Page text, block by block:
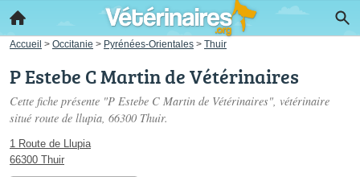
Accueil > Occitanie > Pyrénées-Orientales > Thuir
P Estebe C Martin de Vétérinaires
Cette fiche présente "P Estebe C Martin de Vétérinaires", vétérinaire
situé route de llupia, 66300 Thuir.
1 Route de Llupia
66300 Thuir